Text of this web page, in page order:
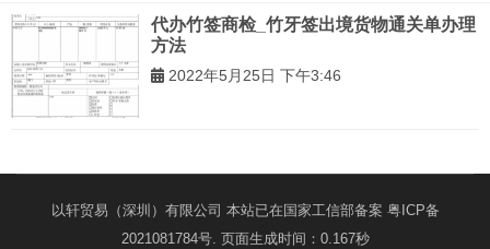
代办竹签商检_竹牙签出境货物通关单办理
方法
2022年5月25日 下午3:46
以轩贸易（深圳）有限公司 本站已在国家工信部备案 粤ICP备
2021081784号. 页面生成时间：0.167秒